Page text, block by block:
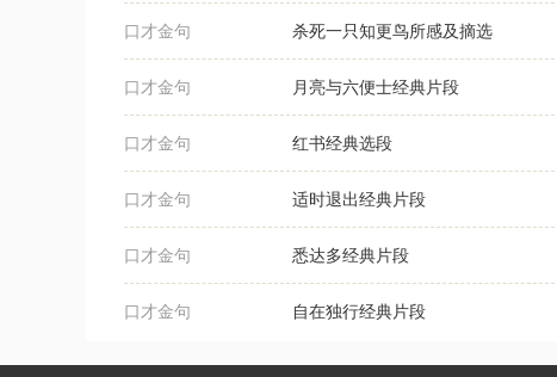
口才金句 杀死一只知更鸟所感及摘选
口才金句 月亮与六便士经典片段
口才金句 红书经典选段
口才金句 适时退出经典片段
口才金句 悉达多经典片段
口才金句 自在独行经典片段